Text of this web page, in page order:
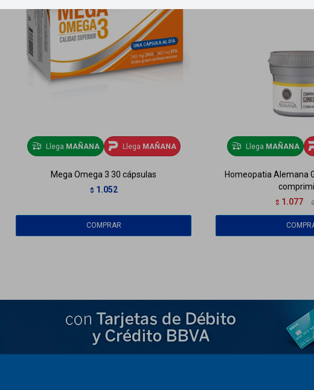
Llega MAÑANA Llega MAÑANA
Mega Omega 3 30 cápsulas
$ 1.052
Llega MAÑANA
Homeopatia Alemana
$ 1.077 $